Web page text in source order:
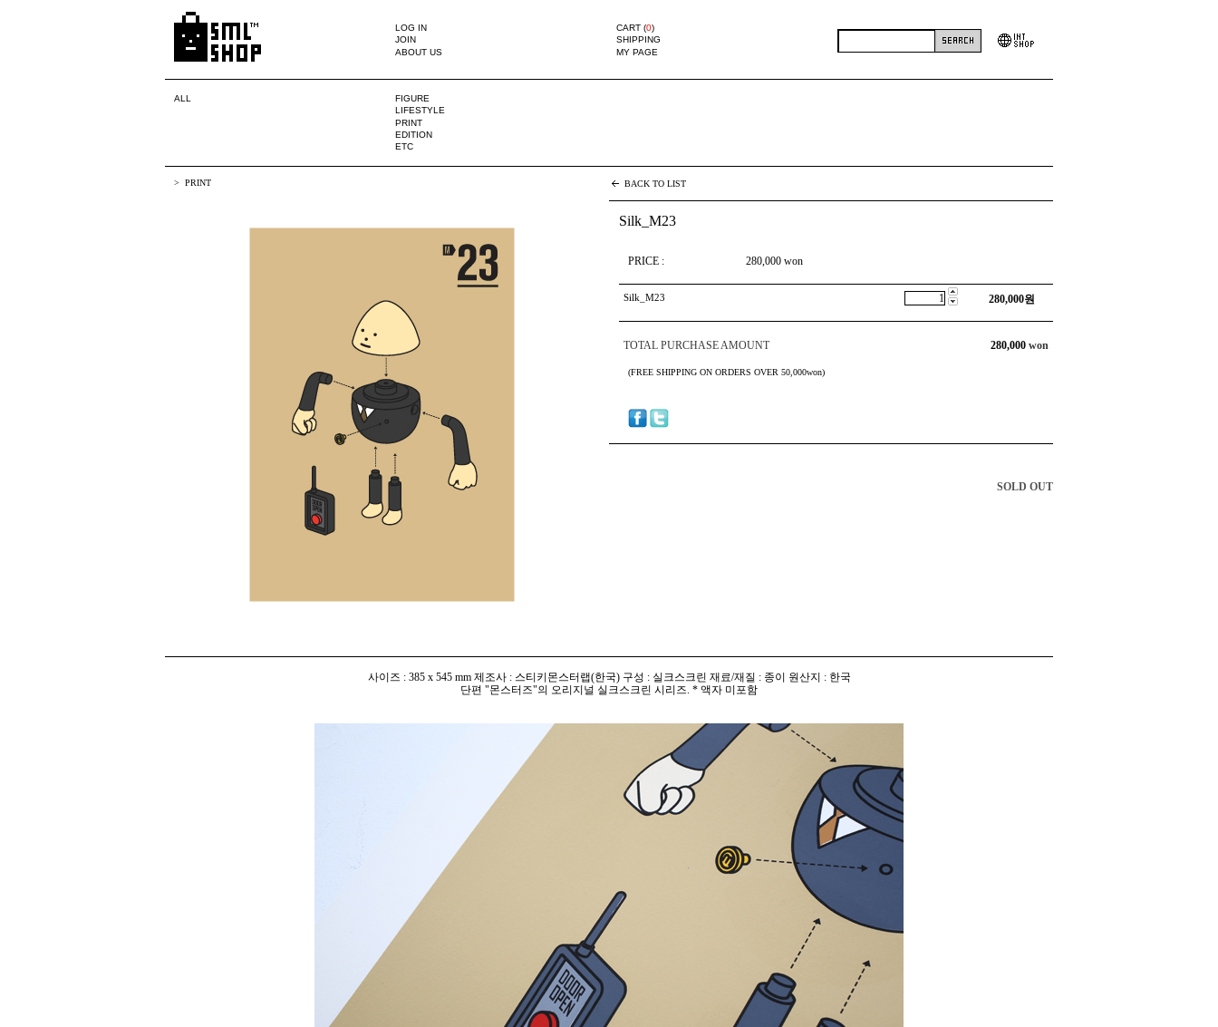
LOG IN
JOIN
ABOUT US
CART (0)
SHIPPING
MY PAGE
ALL
FIGURE
LIFESTYLE
PRINT
EDITION
ETC
PRINT BACK TO LIST
Silk_M23
PRICE : 280,000 won
Silk_M23 280,000원
TOTAL PURCHASE AMOUNT 280,000 won
(FREE SHIPPING ON ORDERS OVER 50,000won)
SOLD OUT
사이즈 : 385 x 545 mm 제조사 : 스티키몬스터랩(한국) 구성 : 실크스크린 재료/재질 : 종이 원산지 : 한국
단편 "몬스터즈"의 오리지널 실크스크린 시리즈. * 액자 미포함